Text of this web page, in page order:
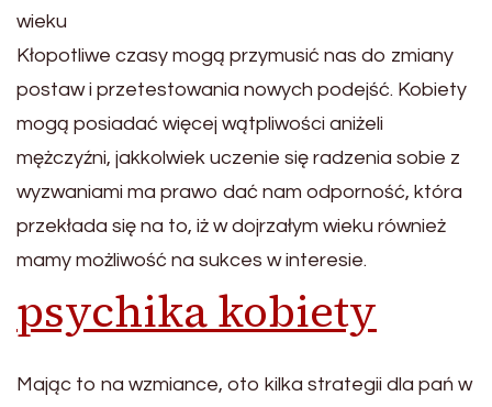
wieku
Kłopotliwe czasy mogą przymusić nas do zmiany
postaw i przetestowania nowych podejść. Kobiety
mogą posiadać więcej wątpliwości aniżeli
mężczyźni, jakkolwiek uczenie się radzenia sobie z
wyzwaniami ma prawo dać nam odporność, która
przekłada się na to, iż w dojrzałym wieku również
mamy możliwość na sukces w interesie.
psychika kobiety
Mając to na wzmiance, oto kilka strategii dla pań w